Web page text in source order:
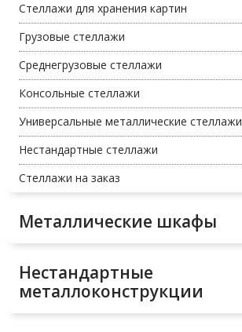
Стеллажи для хранения картин
Грузовые стеллажи
Среднегрузовые стеллажи
Консольные стеллажи
Универсальные металлические стеллажи
Нестандартные стеллажи
Стеллажи на заказ
Металлические шкафы
Нестандартные
металлоконструкции